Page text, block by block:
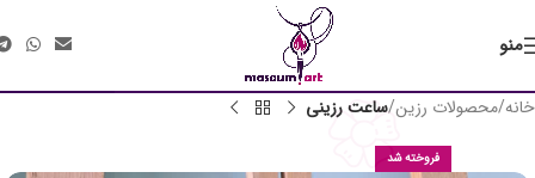
منو
خانه محصولات رزین ساعت رزینی
فروخته شد